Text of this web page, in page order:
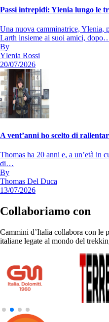
Passi intrepidi: Ylenia lungo le
Una nuova camminatrice, Ylenia,
Larth insieme ai suoi amici,
By
Ylenia Rossi
20/07/2026
A vent’anni ho scelto di
Thomas ha 20 anni e, a un’età in
di…
By
Thomas Del Duca
13/07/2026
Collaboriamo con
Cammini d’Italia collabora con le
italiane legate al mondo del